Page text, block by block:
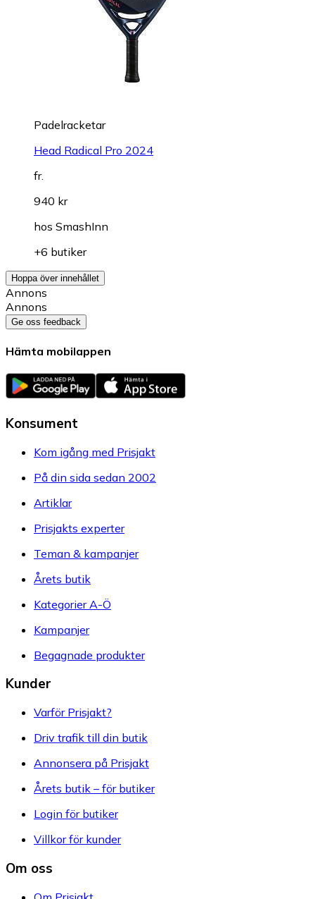
Padelracketar
Head Radical Pro 2024
fr.
940 kr
hos SmashInn
+6 butiker
Hoppa över innehållet
Annons
Annons
Ge oss feedback
Hämta mobilappen
Konsument
Kom igång med Prisjakt
På din sida sedan 2002
Artiklar
Prisjakts experter
Teman & kampanjer
Årets butik
Kategorier A-Ö
Kampanjer
Begagnade produkter
Kunder
Varför Prisjakt?
Driv trafik till din butik
Annonsera på Prisjakt
Årets butik – för butiker
Login för butiker
Villkor för kunder
Om oss